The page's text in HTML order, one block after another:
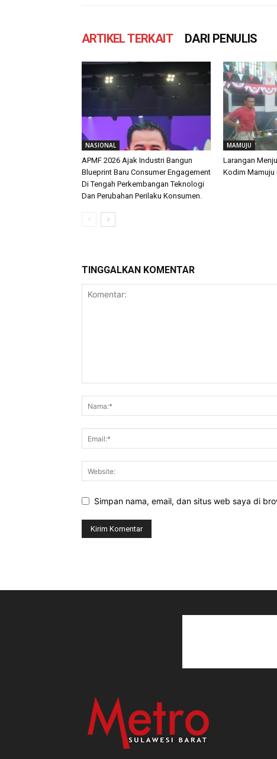
ARTIKEL TERKAIT DARI PENULIS
NASIONAL
APMF 2026 Ajak Industri Bangun
Blueprint Baru Consumer Engagement
Di Tengah Perkembangan Teknologi
Dan Perubahan Perilaku Konsumen.
MAMUJU
Larangan
Kodim Mamuju
TINGGALKAN KOMENTAR
Simpan nama, email, dan situs web saya di